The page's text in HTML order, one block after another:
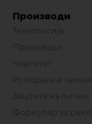
Производи
Технологија
Производи
Квалитет
Испорака и
Заштита на
Формулар за